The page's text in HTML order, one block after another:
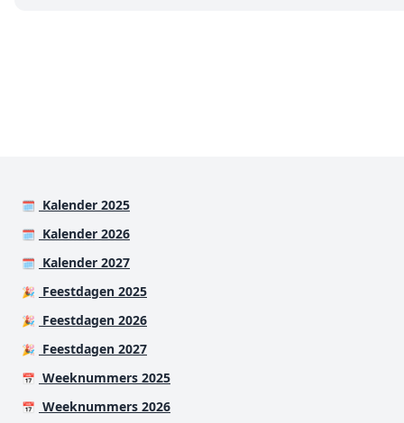
🗓️ Kalender 2025
🗓️ Kalender 2026
🗓️ Kalender 2027
🎉 Feestdagen 2025
🎉 Feestdagen 2026
🎉 Feestdagen 2027
📅 Weeknummers 2025
📅 Weeknummers 2026